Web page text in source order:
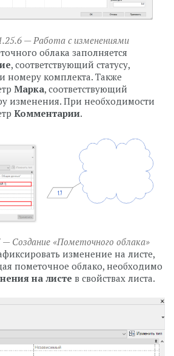
— Работа с изменениями
облака заполняется
, соответствующий статусу,
номеру комплекта. Также
Марка, соответствующий
изменения. При необходимости
Комментарии.
— Создание «Пометочного облака»
изменение на листе,
пометочное облако, необходимо
на листе в свойствах листа.